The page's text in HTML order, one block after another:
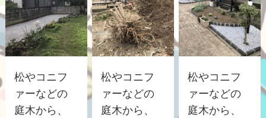
松やコニフ
ァーなどの
庭木から、
松やコニフ
ァーなどの
庭木から、
松やコニフ
ァーなどの
庭木から、